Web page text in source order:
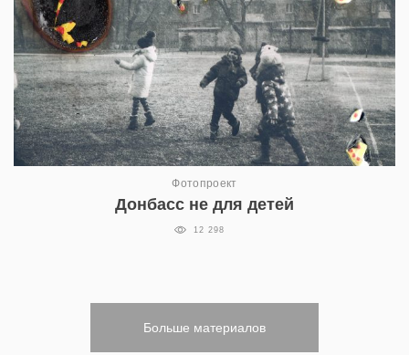
Фотопроект
Донбасс не для детей
12 298
Больше материалов